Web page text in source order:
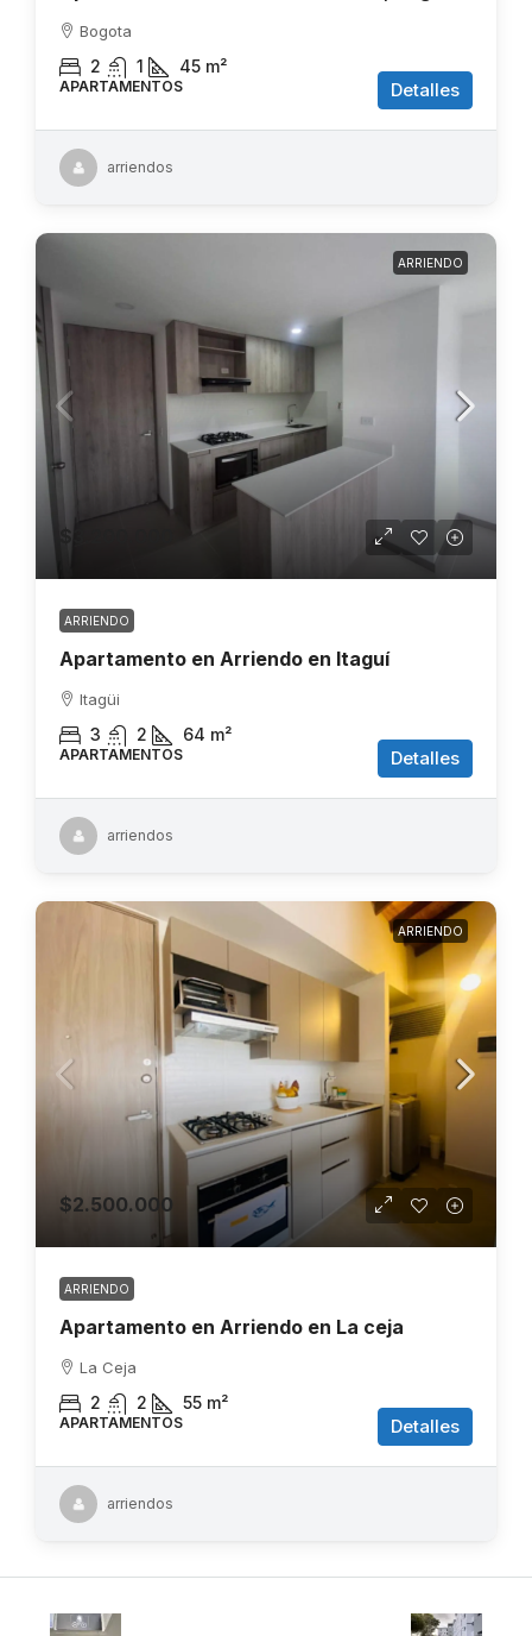
Bogota
2 1 45 m²
APARTAMENTOS Detalles
arriendos
ARRIENDO
$3.200.000
ARRIENDO
Apartamento en Arriendo en Itaguí
Itagüi
3 2 64 m²
APARTAMENTOS Detalles
arriendos
ARRIENDO
$2.500.000
ARRIENDO
Apartamento en Arriendo en La ceja
La Ceja
2 2 55 m²
APARTAMENTOS Detalles
arriendos